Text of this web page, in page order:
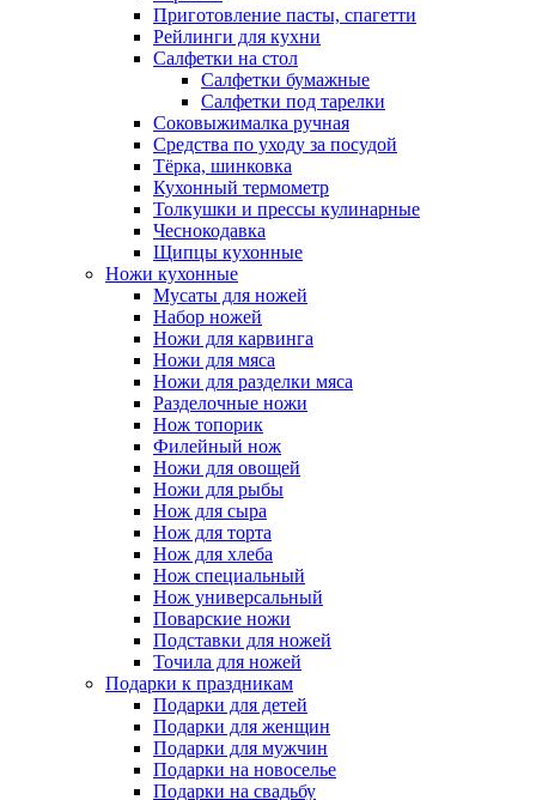
Приготовление пасты, спагетти
Рейлинги для кухни
Салфетки на стол
Салфетки бумажные
Салфетки под тарелки
Соковыжималка ручная
Средства по уходу за посудой
Тëрка, шинковка
Кухонный термометр
Толкушки и прессы кулинарные
Чеснокодавка
Щипцы кухонные
Ножи кухонные
Мусаты для ножей
Набор ножей
Ножи для карвинга
Ножи для мяса
Ножи для разделки мяса
Разделочные ножи
Нож топорик
Филейный нож
Ножи для овощей
Ножи для рыбы
Нож для сыра
Нож для торта
Нож для хлеба
Нож специальный
Нож универсальный
Поварские ножи
Подставки для ножей
Точила для ножей
Подарки к праздникам
Подарки для детей
Подарки для женщин
Подарки для мужчин
Подарки на новоселье
Подарки на свадьбу